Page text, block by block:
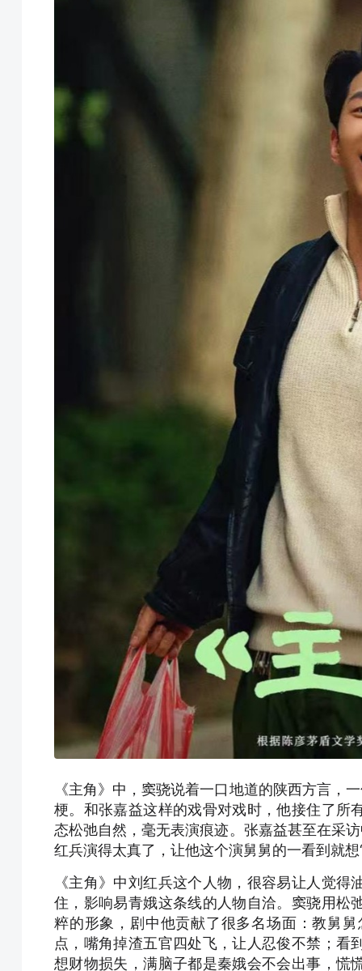
《主角》中，窦骁说着一口地道的陕西方言，
梗。和张嘉益这样的戏骨对戏时，他接住了所
态松弛自然，毫无表演痕迹。张嘉益甚至在采
红兵演得太真了，让他这个演舅舅的一看到就想
《主角》中刘红兵这个人物，很容易让人觉
住，影响易青娥这条线的人物自洽。窦骁用松
粹的形象，剧中他贡献了很多名场面：教舅
点，嘴角掉渣五官四处飞，让人忍俊不禁；看
想财物损失，满脑子都是秦娥会不会出事，慌